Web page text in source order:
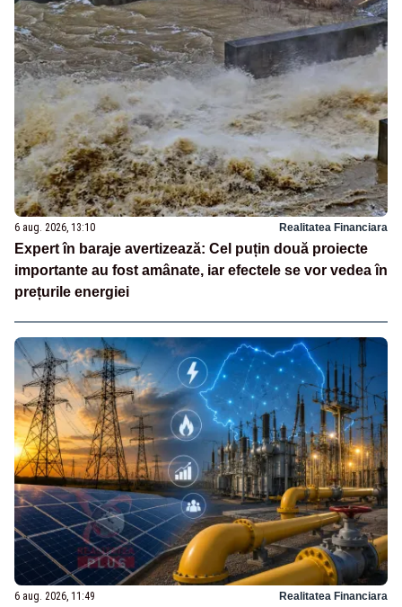
6 aug. 2026, 13:10 Realitatea Financiara
Expert în baraje avertizează: Cel puțin două proiecte
importante au fost amânate, iar efectele se vor vedea în
prețurile energiei
6 aug. 2026, 11:49 Realitatea Financiara